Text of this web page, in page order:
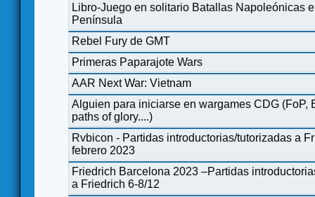
Libro-Juego en solitario Batallas Napoleónicas
Península
Rebel Fury de GMT
Primeras Paparajote Wars
AAR Next War: Vietnam
Alguien para iniciarse en wargames CDG (FoP,
paths of glory....)
Rvbicon - Partidas introductorias/tutorizadas a
febrero 2023
Friedrich Barcelona 2023 –Partidas
a Friedrich 6-8/12